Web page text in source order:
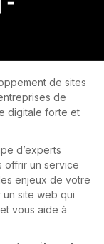
de sites
de
digitale forte et
d’experts
offrir un service
enjeux de votre
site web qui
vous aide à